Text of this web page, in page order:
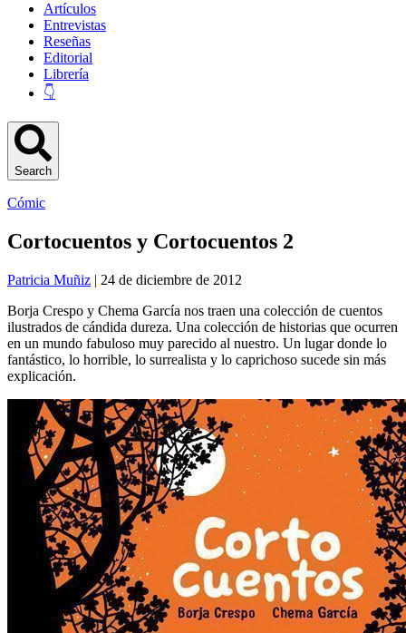
Artículos
Entrevistas
Reseñas
Editorial
Librería
👇
Search
Cómic
Cortocuentos y Cortocuentos 2
Patricia Muñiz | 24 de diciembre de 2012
Borja Crespo y Chema García nos traen una colección de cuentos
ilustrados de cándida dureza. Una colección de historias que ocurren
en un mundo fabuloso muy parecido al nuestro. Un lugar donde lo
fantástico, lo horrible, lo surrealista y lo caprichoso sucede sin más
explicación.